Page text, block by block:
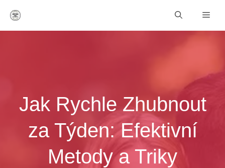
Jak Rychle Zhubnout
za Týden: Efektivní
Metody a Triky